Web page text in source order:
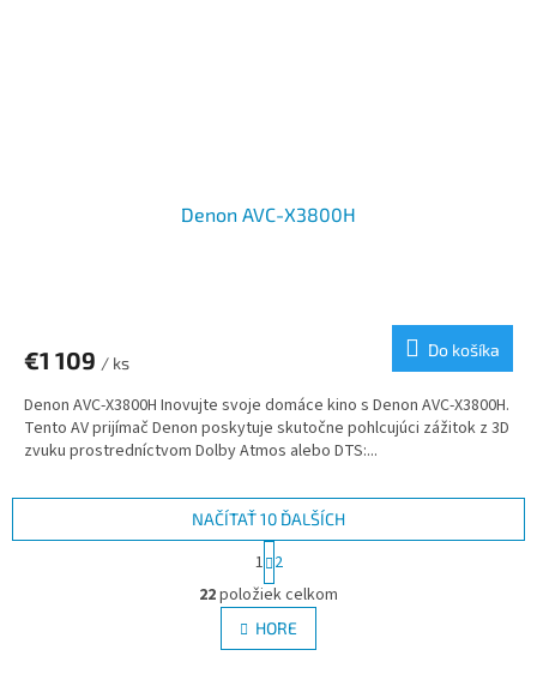
Denon AVC-X3800H
€1 109 / ks
Do košíka
Denon AVC-X3800H Inovujte svoje domáce kino s Denon AVC-X3800H.
Tento AV prijímač Denon poskytuje skutočne pohlcujúci zážitok z 3D
zvuku prostredníctvom Dolby Atmos alebo DTS:...
O
v
l
á
NAČÍTAŤ 10 ĎALŠÍCH
S
t
r
á
n
k
1 2
22položiek celkom
HORE